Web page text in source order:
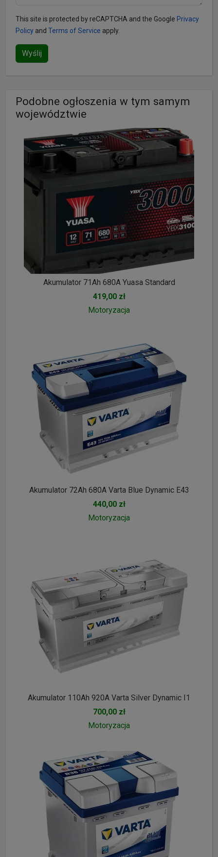
This site is protected by reCAPTCHA and the Google Privacy
Policy and Terms of Service apply.
Wyślij
Podobne ogłoszenia w tym samym
województwie
Akumulator 71Ah 680A Yuasa Standard
419,00 zł
Motoryzacja
Akumulator 72Ah 680A Varta Blue Dynamic E43
440,00 zł
Motoryzacja
Akumulator 110Ah 920A Varta Silver Dynamic I1
700,00 zł
Motoryzacja